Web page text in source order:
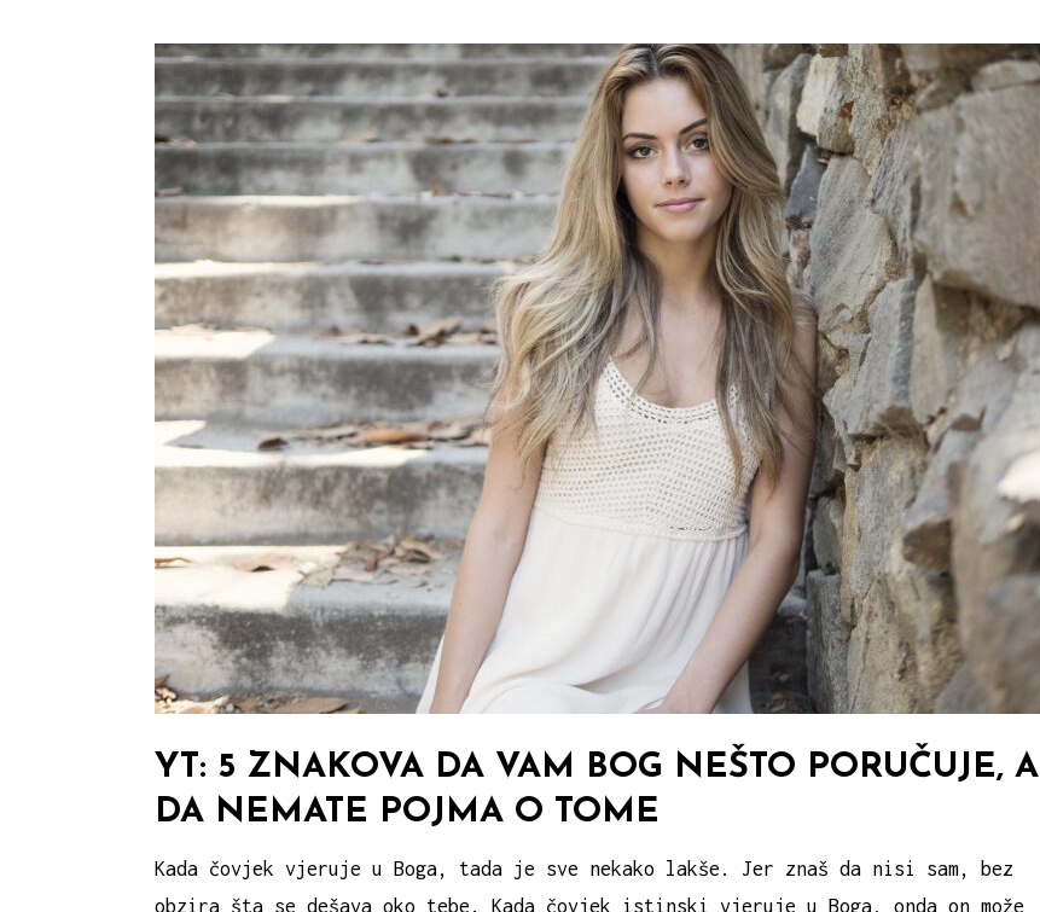
YT: 5 ZNAKOVA DA VAM BOG NEŠTO PORUČUJE, A
DA NEMATE POJMA O TOME
Kada čovjek vjeruje u Boga, tada je sve nekako lakše. Jer znaš da nisi sam, bez
obzira šta se dešava oko tebe. Kada čovjek istinski vjeruje u Boga, onda on može